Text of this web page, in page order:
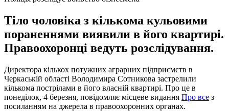
Тіло чоловіка з кількома кульовими
пораненнями виявили в його квартирі.
Правоохоронці ведуть розслідування.
Директора кількох потужних аграрних підприємств в
Черкаській області Володимира Сотникова застрелили
кількома пострілами в його власній квартирі. Про це в
понеділок, 4 березня, повідомляє місцеве видання Про все з
посиланням на джерела в правоохоронних органах.